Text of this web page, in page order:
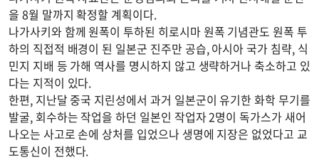
을 8월 말까지 확정할 계획이다.
나가사키와 함께 원폭이 투하된 히로시마 원폭 기념관도 원폭 투
하의 직접적 배경이 된 일본군 진주만 공습, 아시아 국가 침략, 식
민지 지배 등 가해 역사를 명시하지 않고 생략하거나 축소하고 있
다는 지적이 있다.
한편, 지난달 중국 지린성에서 과거 일본군이 유기한 화학 무기를
발굴, 회수하는 작업을 하던 일본인 작업자 2명이 독가스가 새어
나오는 사고로 손에 상처를 입었으나 생명에 지장은 없었다고 교
도통신이 전했다.